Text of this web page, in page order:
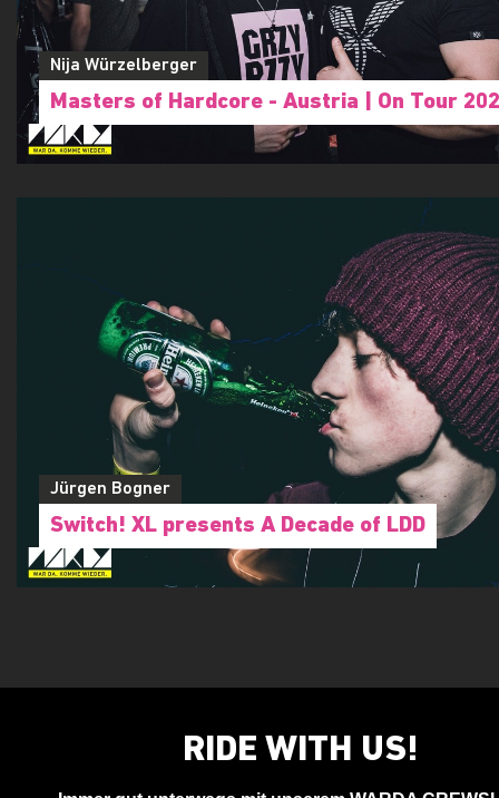
Nija Würzelberger
Masters of Hardcore - Austria | On Tour
Jürgen Bogner
Switch! XL presents A Decade of LDD
RIDE WITH US!